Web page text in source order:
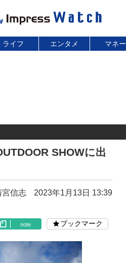
ライフ エンタメ マネー
SHOWに出
宮信志 2023年1月13日 13:39
note ブックマーク